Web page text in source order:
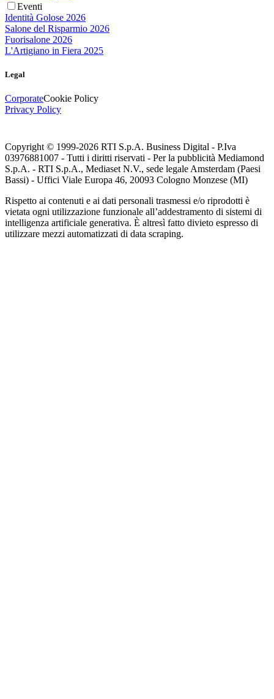
Eventi
Identità Golose 2026
Salone del Risparmio 2026
Fuorisalone 2026
L'Artigiano in Fiera 2025
Legal
CorporateCookie Policy
Privacy Policy
Copyright © 1999-2026 RTI S.p.A. Business Digital - P.Iva
03976881007 - Tutti i diritti riservati - Per la pubblicità Mediamond
S.p.A. - RTI S.p.A., Mediaset N.V., sede legale Amsterdam (Paesi
Bassi) - Uffici Viale Europa 46, 20093 Cologno Monzese (MI)
Rispetto ai contenuti e ai dati personali trasmessi e/o riprodotti è
vietata ogni utilizzazione funzionale all’addestramento di sistemi di
intelligenza artificiale generativa. È altresì fatto divieto espresso di
utilizzare mezzi automatizzati di data scraping.